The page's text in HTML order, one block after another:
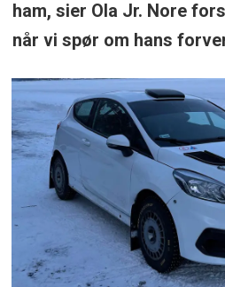
ham, sier Ola Jr. Nore
når vi spør om hans